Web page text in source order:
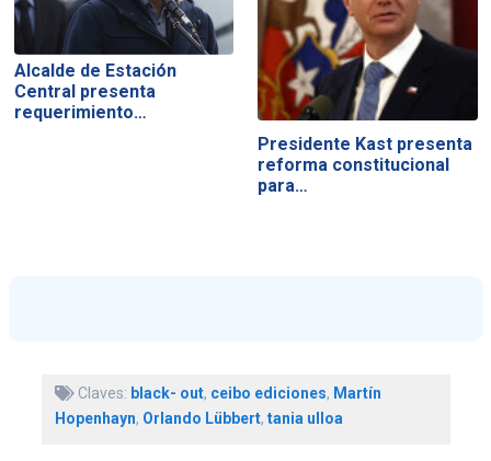
Alcalde de Estación
Central presenta
requerimiento…
Presidente Kast presenta
reforma constitucional
para…
Claves: black- out, ceibo ediciones, Martín
Hopenhayn, Orlando Lübbert, tania ulloa